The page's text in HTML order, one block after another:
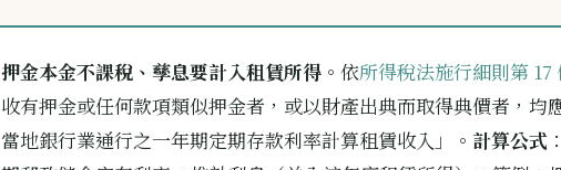
押金本金不課稅、孳息要計入租賃所得 。依所得稅法施行細則第 17
收有押金或任何款項類似押金者，或以財產出典而取得典價者，均
當地銀行業通行之一年期定期存款利率計算租賃收入」。 計算公式